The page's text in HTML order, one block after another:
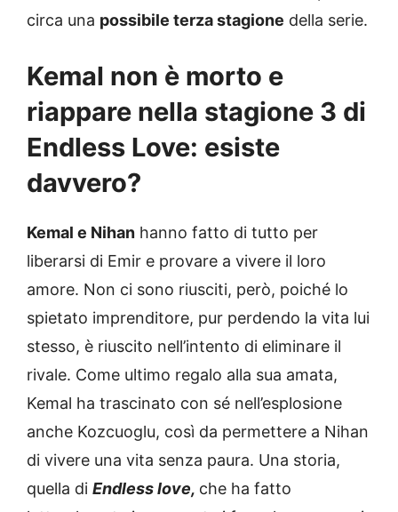
circa una possibile terza stagione della serie.
Kemal non è morto e
riappare nella stagione 3 di
Endless Love: esiste
davvero?
Kemal e Nihan hanno fatto di tutto per
liberarsi di Emir e provare a vivere il loro
amore. Non ci sono riusciti, però, poiché lo
spietato imprenditore, pur perdendo la vita lui
stesso, è riuscito nell’intento di eliminare il
rivale. Come ultimo regalo alla sua amata,
Kemal ha trascinato con sé nell’esplosione
anche Kozcuoglu, così da permettere a Nihan
di vivere una vita senza paura. Una storia,
quella di Endless love, che ha fatto